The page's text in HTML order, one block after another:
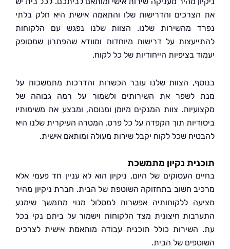
והדרישות שלו והתאמה אישית היא חלק בלתי
מהשירות שלנו. הצוות שלנו נפגש עם הלקוחות
על דרישות מיוחדות ומוודא שהפתרון שמסופק
בציפיות הייחודיות של כל לקוח.
הצוות שלנו עובר הכשרות והדרכות מתמשכות על
לשפר את השירותים ולשמור על רמה גבוהה של
צוות המנקים מיומן ומנוסה, ומבצע את משימותיו
תוך הקפדה על כל פרט. המטרה העיקרית שלנו היא
שכל לקוח יקבל שירות מעולה ומותאם אישית.
נקיון מתמשכת
העסוקים של היום, ניקיון הוא לא עניין חד פעמי אלא
חשוב בתחזוקה השוטפת של הבית. חברת ניקיון מהיר
ללקוחותיה אפשרות למסלול מנוי מתמשך שימנע
חיצונית מצד הלקוחות וישמור על ביתם נקי בכל
כולל תוכנית עבודה מותאמת אישית לצרכים
של הבית.